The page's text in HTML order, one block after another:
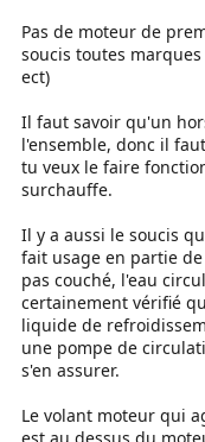
Pas de moteur de
soucis toutes
ect)
Il faut savoir qu'un
l'ensemble, donc il
tu veux le faire
surchauffe.
Il y a aussi le soucis
fait usage en partie
pas couché, l'eau
certainement vérifié
liquide de
une pompe de
s'en assurer.
Le volant moteur qui